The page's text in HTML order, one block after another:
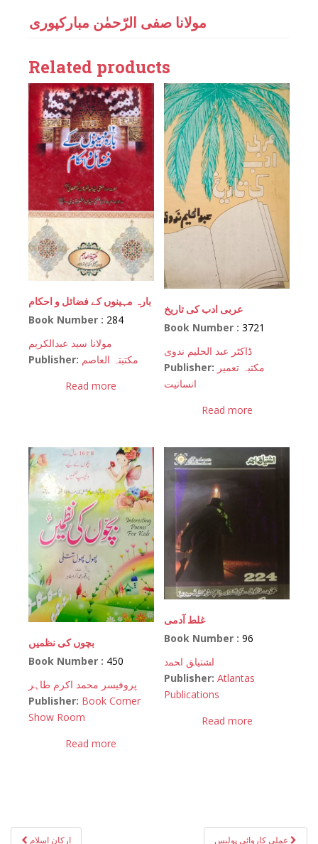
مولانا صفی الرّحمٰن مبارکپوری
Related products
بارہ مہینوں کے فضائل و احکام
Book Number : 284
مولانا سید عبدالکریم
Publisher: مکتبتہ العاصم
Read more
عربی ادب کی تاریخ
Book Number :3721
ڈاکٹر عبد الحلیم ندوی
Publisher: مکتبہ تعمیر
انسانیت
Read more
بچوں کی نظمیں
Book Number : 450
پروفیسر محمد اکرم طاہر
Publisher: Book Corner
Show Room
Read more
غلط آدمی
Book Number :96
اﺸﺘﻴﺎﻖ اﺤﻤﺩ
Publisher: Atlantas
Publications
Read more
Postارکانِ اسلام